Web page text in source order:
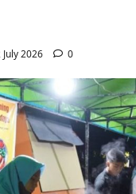
July 2026 0